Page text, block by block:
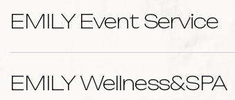
EMILY Event Service
EMILY Wellness&SPA